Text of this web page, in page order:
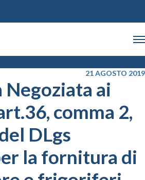
21 AGOSTO 2019
Negoziata ai
comma 2,
DLgs
la fornitura di